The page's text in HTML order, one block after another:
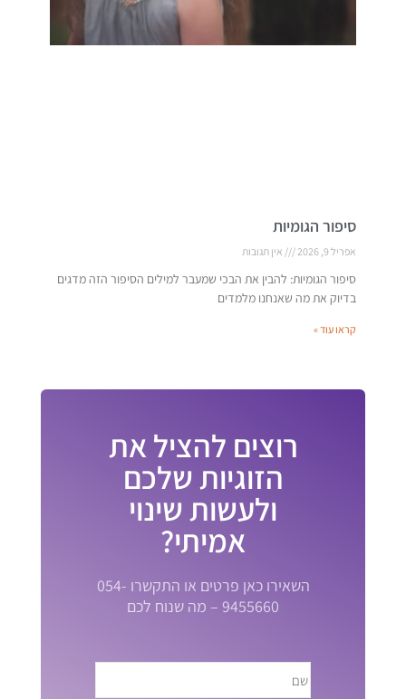
סיפור הגומיות
אפריל 9, 2026 אין תגובות
סיפור הגומיות: להבין את הבכי שמעבר למילים הסיפור הזה מדגים
בדיוק את מה שאנחנו מלמדים
קראו עוד »
רוצים להציל את
הזוגיות שלכם
ולעשות שינוי
אמיתי?
השאירו כאן פרטים או התקשרו 054-
9455660 – מה שנוח לכם